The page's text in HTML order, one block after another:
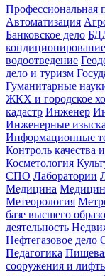
Профессиональная
Автоматизация
Банковское дело
кондиционирование
водоотведение
дело и туризм
Гуманитарные
ЖКХ и городское
кадастр Инженер
Инженерные
Информационные
Контроль качества
Косметология
СПО Лаборатории
Медицина
Метеорология
базе высшего
деятельность
Нефтегазовое дело
Педагогика
сооружения и